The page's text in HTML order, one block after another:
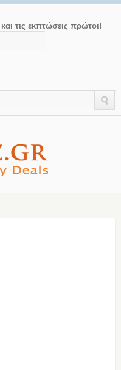
τις εκπτώσεις πρώτοι!